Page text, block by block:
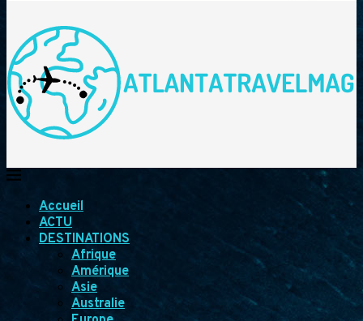
Accueil
ACTU
DESTINATIONS
Afrique
Amérique
Asie
Australie